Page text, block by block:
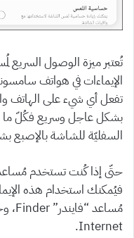
تُعتبر ميزة الوصول السريع
الإيماءات في هواتف
بشكل عاجل وسريع فكُلّ ما
السفليّة للشاشة بالإصبع
حتّى إذا كُنت تستخدم
Internet.